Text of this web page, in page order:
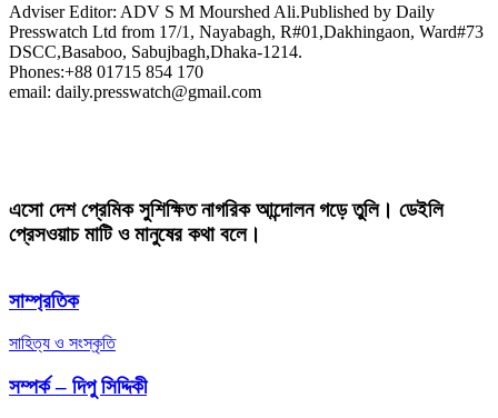
Adviser Editor: ADV S M Mourshed Ali.Published by Daily
Presswatch Ltd from 17/1, Nayabagh, R#01,Dakhingaon, Ward#73
DSCC,Basaboo, Sabujbagh,Dhaka-1214.
Phones:+88 01715 854 170
email: daily.presswatch@gmail.com
এসো দেশ প্রেমিক সুশিক্ষিত নাগরিক আন্দোলন গড়ে তুলি। ডেইলি
প্রেসওয়াচ মাটি ও মানুষের কথা বলে।
সাম্প্রতিক
সাহিত্য ও সংস্কৃতি
সম্পর্ক – দিপু সিদ্দিকী